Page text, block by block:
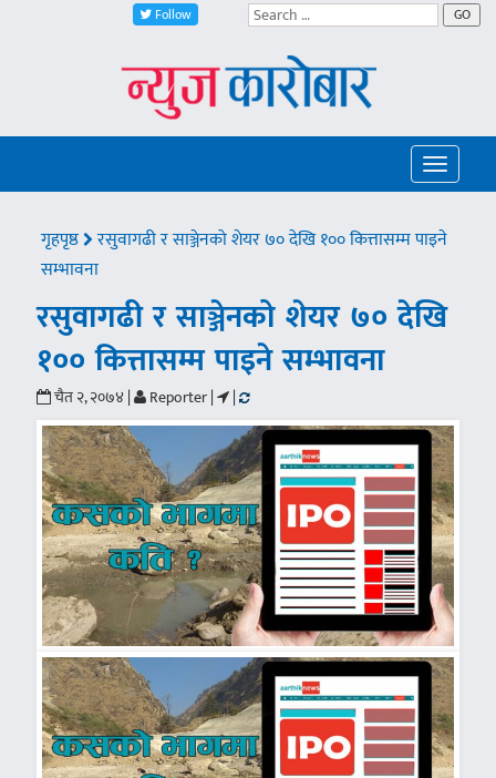
Follow GO
Toggle
गृहपृष्ठ
रसुवागढी र साञ्जेनको शेयर ७० देखि १०० कित्तासम्म पाइने
सम्भावना
रसुवागढी र साञ्जेनको शेयर ७० देखि
१०० कित्तासम्म पाइने सम्भावना
चैत २, २०७४ | Reporter | |